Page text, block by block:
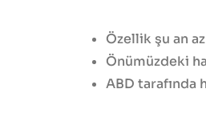
Özellik şu an
Önümüzdeki
ABD tarafında